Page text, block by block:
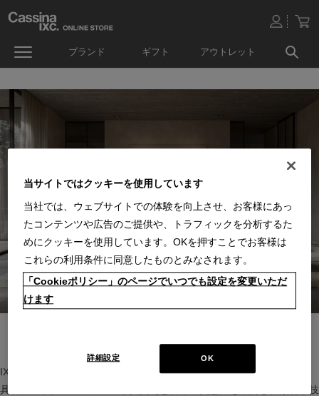
ブランド ギフト アウトレット
IXC（イクスシー）は、”Emotional Minimalism”を掲げるグローバル家
具ブランド。ヨーロッパの家具文化と日本の美意識を融合し、素材や技
当サイトではクッキーを使用しています
当社では、ウェブサイトでの体験を向上させ、お客様にあっ
たコンテンツや広告のご提供や、トラフィックを分析するた
めにクッキーを使用しています。OKを押すことでお客様は
これらの利用条件に同意したものとみなされます。
「Cookieポリシー」のページでいつでも設定を変更いただ
けます
OK
詳細設定